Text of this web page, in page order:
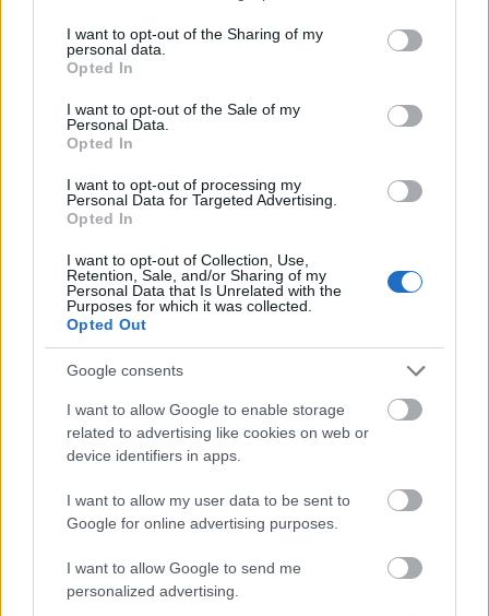
not limited to your visit or usage behaviour. You may click to
grant or deny consent to Google and its third-party tags to
use your data for below specified purposes in below Google
consent section.
I want to opt-out of the Sharing of my
personal data.
Opted In
I want to opt-out of the Sale of my
Personal Data.
Opted In
I want to opt-out of processing my
Personal Data for Targeted Advertising.
Opted In
I want to opt-out of Collection, Use,
Retention, Sale, and/or Sharing of my
Personal Data that Is Unrelated with the
Purposes for which it was collected.
Opted Out
Google consents
I want to allow Google to enable storage
related to advertising like cookies on web or
device identifiers in apps.
I want to allow my user data to be sent to
Google for online advertising purposes.
I want to allow Google to send me
personalized advertising.
Justin Bieber Hailey Baldwin eskuvo
Rexfeatures
A bennfentesek szerint, mégha hivatalosan össze is
majd egy nagy partit a családjuk és barátaik
körében, ahol ismét kimondják egymásnak az esküt.
Erre márcsak amiatt is biztos sor kerül, mert Justin
Bieber mélyen vallásos, és biztosan nem hagyná ki,
hogy Isten színe előtt is feleségül vegye Hailey
Baldwint.
Mi történt? Justin Bieber és Hailey Baldwin együtt
Mi történt? Justin Bieber és Hailey Baldwin együtt